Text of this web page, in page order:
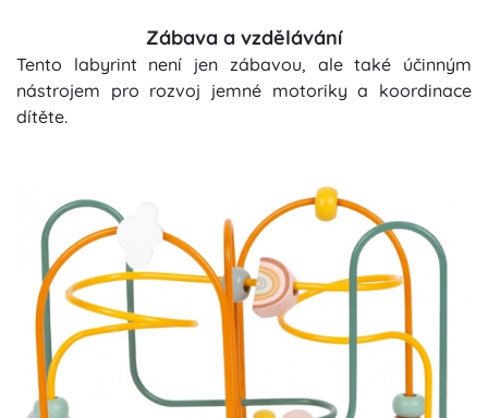
Zábava a vzdělávání
Tento labyrint není jen zábavou, ale také účinným
nástrojem pro rozvoj jemné motoriky a koordinace
dítěte.